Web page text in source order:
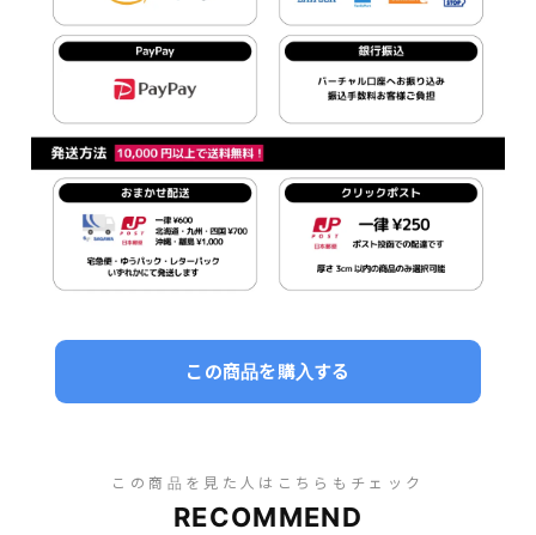
この商品を購入する
この商品を見た人はこちらもチェック
RECOMMEND